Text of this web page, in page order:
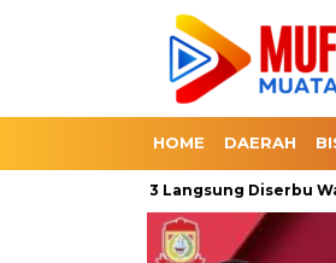
HOME DAERAH
1 Dapat 3 Langsung Diserbu Warga!